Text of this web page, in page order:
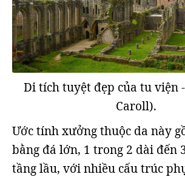
Di tích tuyệt đẹp của tu viện
Caroll).
Ước tính xưởng thuộc da này
bằng đá lớn, 1 trong 2 dài đến
tầng lầu, với nhiều cấu trúc